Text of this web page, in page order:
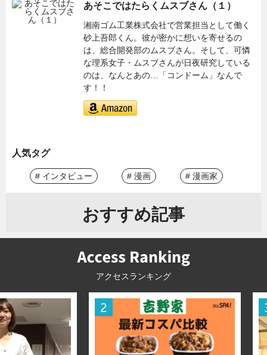
あそこではたらくムスブさん（１）
湘南ゴム工業株式会社で営業担当として働く
砂上吾郎くん。彼が密かに想いを寄せるの
は、総合開発部のムスブさん。そして、可憐
な理系女子・ムスブさんが日夜研究している
のは、なんとあの…「コンドーム」なんで
す！！
人気タグ
# インタビュー # 漫画 # 漫画家
おすすめ記事
アクセスランキング